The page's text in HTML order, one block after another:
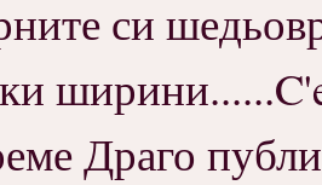
си
ширини......
Драго